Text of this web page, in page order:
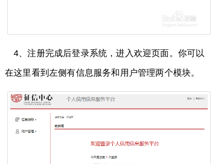
4、注册完成后登录系统，进入欢迎页面。你可以
在这里看到左侧有信息服务和用户管理两个模块。